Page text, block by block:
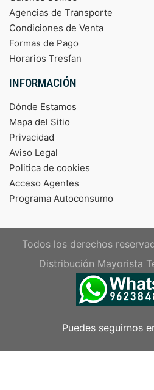
Agencias de Transporte
Condiciones de Venta
Formas de Pago
Horarios Tresfan
INFORMACIÓN
Dónde Estamos
Mapa del Sitio
Privacidad
Aviso Legal
Politica de cookies
Acceso Agentes
Programa Autoconsumo
Todos los derechos
Distribución Mayorista
Puedes seguirnos